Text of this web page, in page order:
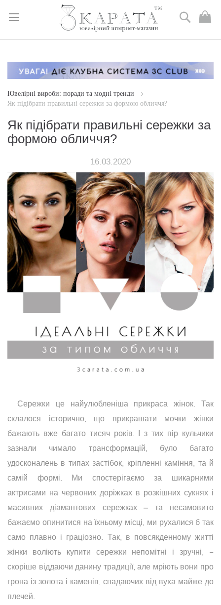
Skip
Content
Пошук
Ювелірні вироби: поради та модні тренди
Як підібрати правильні сережки за формою обличчя?
Як підібрати правильні сережки за
формою обличчя?
16.03.2020
Сережки це найулюбленіша прикраса жінок. Так
склалося історично, що прикрашати мочки жінки
бажають вже багато тисяч років. І з тих пір кульчики
зазнали чимало трансформацій, було багато
удосконалень в типах застібок, кріпленні каміння, та й
самій формі. Ми спостерігаємо за шикарними
актрисами на червоних доріжках в розкішних сукнях і
масивних діамантових сережках – та несамовито
бажаємо опинитися на їхньому місці, ми рухалися б так
само плавно і граціозно. Так, в повсякденному житті
жінки воліють купити сережки непомітні і зручні, −
скоріше віддаючи данину традиції, але мріють вони про
грона із золота і каменів, спадаючих від вуха майже до
плечей.